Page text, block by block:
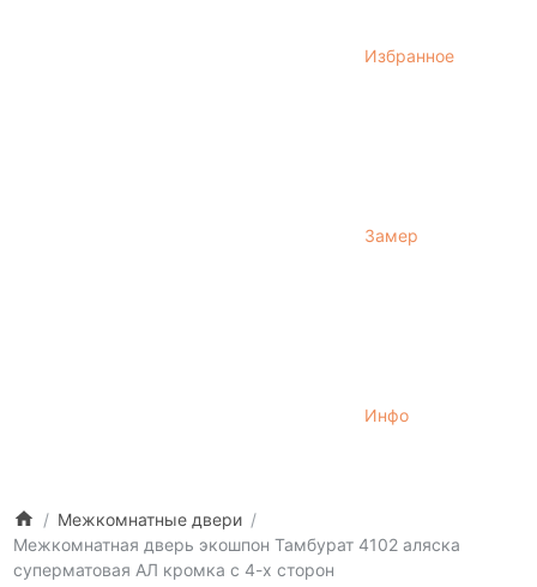
Избранное
Замер
Инфо
Межкомнатные двери
Межкомнатная дверь экошпон Тамбурат 4102 аляска
суперматовая AЛ кромка с 4-х сторон